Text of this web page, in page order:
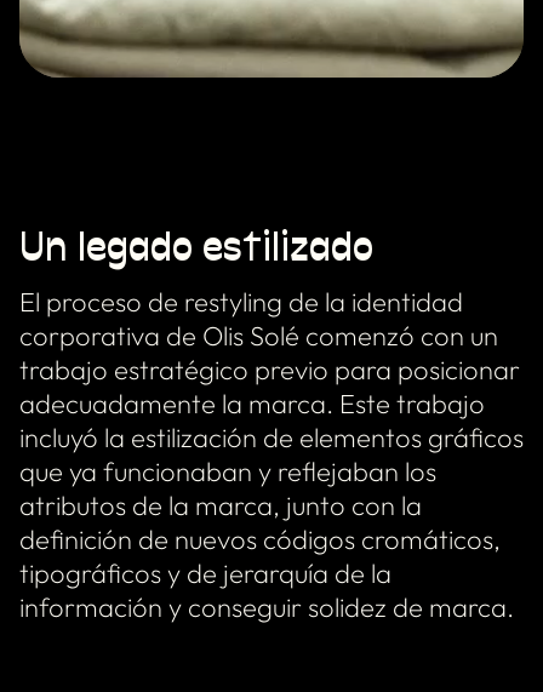
Un legado estilizado
El proceso de restyling de la identidad
corporativa de Olis Solé comenzó con un
trabajo estratégico previo para posicionar
adecuadamente la marca. Este trabajo
incluyó la estilización de elementos gráficos
que ya funcionaban y reflejaban los
atributos de la marca, junto con la
definición de nuevos códigos cromáticos,
tipográficos y de jerarquía de la
información y conseguir solidez de marca.